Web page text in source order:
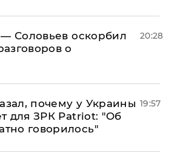
Соловьев оскорбил
о
20:28
почему у Украины
для ЗРК Patriot: "Об
говорилось"
19:57